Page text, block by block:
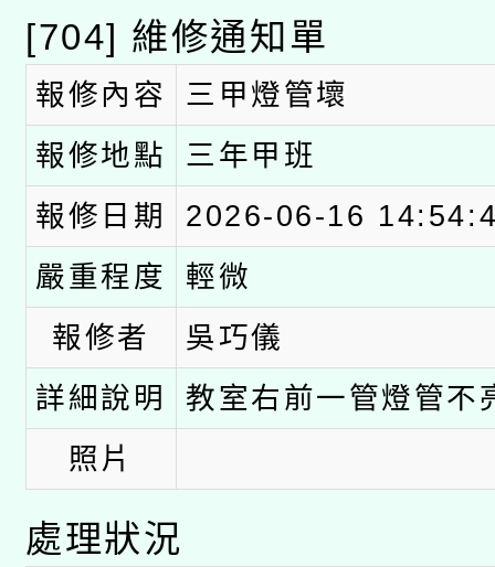
礎課程
A3數位素養講師名單
「數位內容與教學軟體
pilot」
有關大陸委員會函釋公
薪期間赴陸應申請許可
轉知經濟部水利署委託
業技術研究院辦理「
用水績優單位及節水達
動」
115年8月22日(星期六)
桃園市孔廟祈福系列
開 智慧啟航」
2026年桃園地景藝術節
「2026桃園藝術巡演
關事宜
[704] 維修通知單
報修內容
三甲燈管壞
報修地點
三年甲班
報修日期
2026-06-16
嚴重程度
輕微
報修者
吳巧儀
詳細說明
教室右前一管燈管不
照片
處理狀況